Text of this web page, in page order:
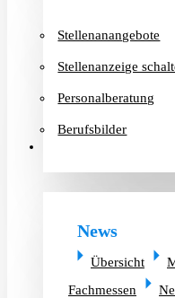
Stellenanangebote
Stellenanzeige
Personalberatung
Berufsbilder
News
Übersicht
Fachmessen